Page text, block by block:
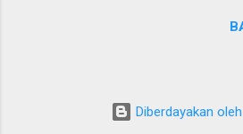
sederhana yang dibentuk dari kata
oleh "aton", nya; "jari", sudah; "kareh,"
Diberdayakan